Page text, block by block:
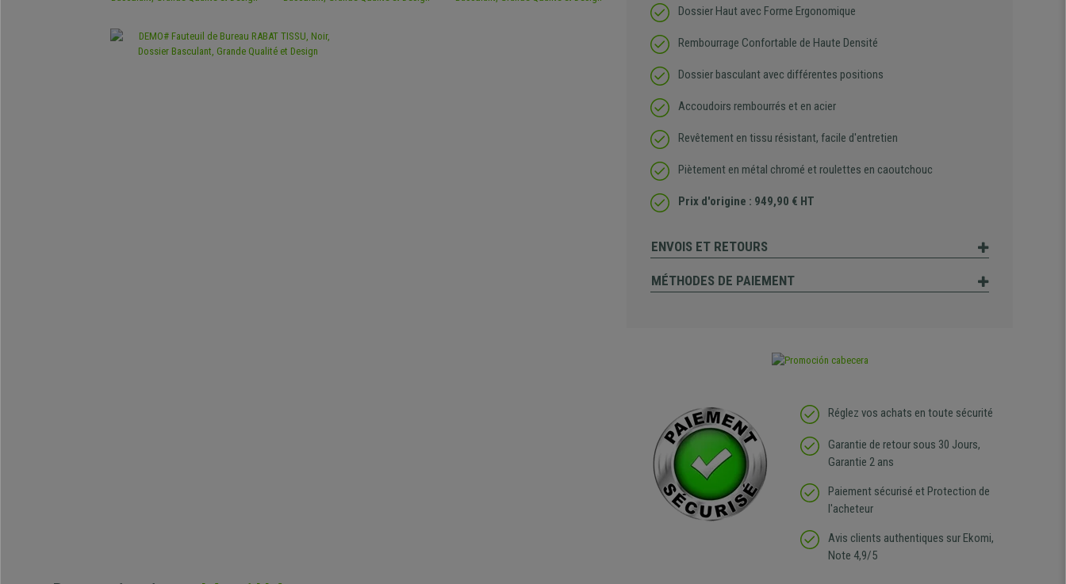
Dossier Haut avec Forme Ergonomique
Rembourrage Confortable de Haute Densité
Dossier basculant avec différentes positions
Accoudoirs rembourrés et en acier
Revêtement en tissu résistant, facile d'entretien
Piètement en métal chromé et roulettes en caoutchouc
Prix d'origine : 949,90 € HT
ENVOIS ET RETOURS
MÉTHODES DE PAIEMENT
Réglez vos achats en toute sécurité
Garantie de retour sous 30 Jours,
Garantie 2 ans
Paiement sécurisé et Protection de
l'acheteur
Avis clients authentiques sur Ekomi,
Note 4,9/5